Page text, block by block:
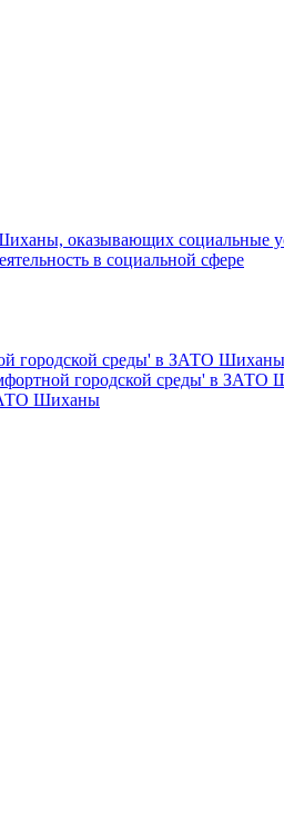
оказывающих социальные
в социальной сфере
городской среды' в ЗАТО Шиханы
городской среды' в ЗАТО
Шиханы